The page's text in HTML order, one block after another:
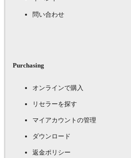
問い合わせ
Purchasing
オンラインで購入
リセラーを探す
マイアカウントの管理
ダウンロード
返金ポリシー